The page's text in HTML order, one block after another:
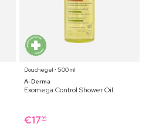
Douchegel ⋅ 500 ml
A-Derma
Exomega Control Shower Oil
€17 99